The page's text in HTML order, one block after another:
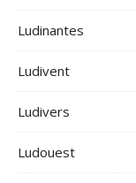
Ludinantes
Ludivent
Ludivers
Ludouest